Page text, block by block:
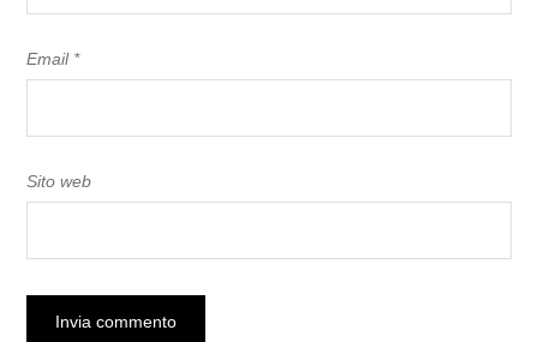
Email *
Sito web